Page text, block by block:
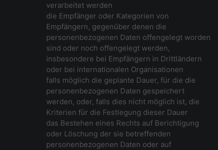
verarbeitet werden
die Empfänger oder Kategorien von
Empfängern, gegenüber denen die
personenbezogenen Daten offengelegt worden
sind oder noch offengelegt werden,
insbesondere bei Empfängern in Drittländern
oder bei internationalen Organisationen
falls möglich die geplante Dauer, für die die
personenbezogenen Daten gespeichert
werden, oder, falls dies nicht möglich ist, die
Kriterien für die Festlegung dieser Dauer
das Bestehen eines Rechts auf Berichtigung
oder Löschung der sie betreffenden
personenbezogenen Daten oder auf